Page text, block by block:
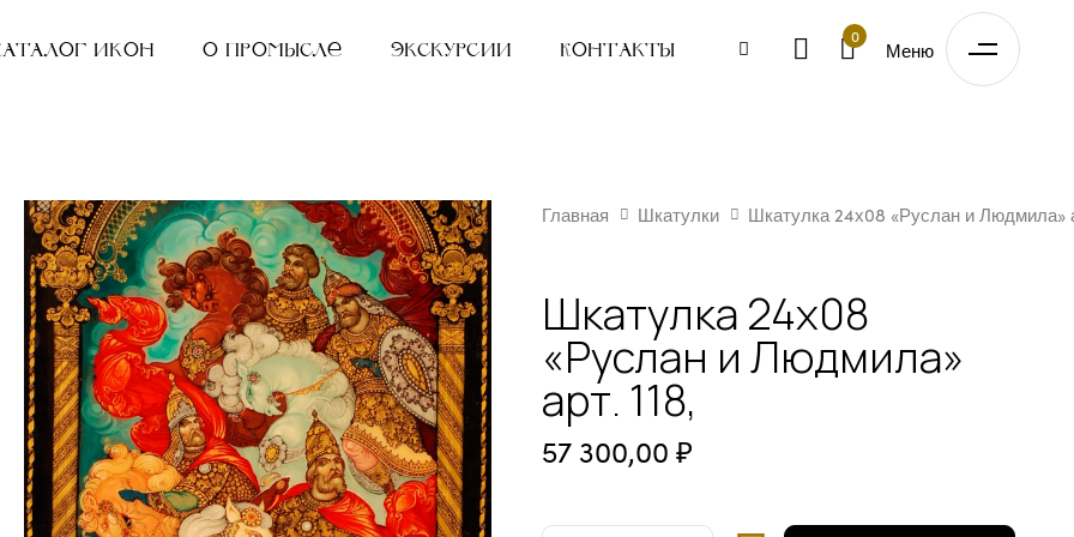
икон О промысле Экскурсии Контакты
0
Меню
Главная Шкатулки Шкатулка 24х08 «Руслан и Людмила»
Шкатулка 24х08
«Руслан и Людмила»
арт. 118,
57 300,00 ₽
ШКАТУЛКА
ЛЮДМИЛА"
АРТ.
118,
КОЛ-
ВО